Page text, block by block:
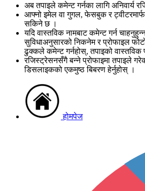
अब तपाइले कमेन्ट गर्नका लागि अनिवार्य
आफ्नो इमेल वा गुगल, फेसबुक र
सकिने छ ।
यदि वास्तविक नामबाट कमेन्ट गर्न
सुविधाअनुसारको निकनेम र प्रोफाइल फोटो
ढुक्कले कमेन्ट गर्नहोस्, तपाइको वास्तविक
रजिस्ट्रेसनसँगै बन्ने प्रोफाइमा तपाइले
डिसलाइकको एकमुष्ठ बिबरण हेर्नुहोस् ।
होमपेज